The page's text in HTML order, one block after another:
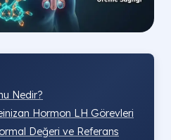
Nedir?
Hormon LH Görevleri
Değeri ve Referans